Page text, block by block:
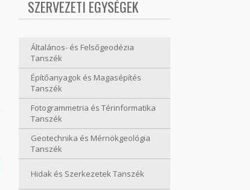
SZERVEZETI EGYSÉGEK
Általános- és Felsőgeodézia
Tanszék
Építőanyagok és Magasépítés
Tanszék
Fotogrammetria és Térinformatika
Tanszék
Geotechnika és Mérnökgeológia
Tanszék
Hidak és Szerkezetek Tanszék